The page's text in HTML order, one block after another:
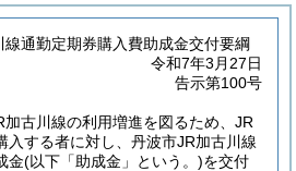
線通勤定期券購入費助成金交付要綱
令和7年3月27日
告示第100号
加古川線の利用増進を図るため、JR
入する者に対し、丹波市JR加古川線
金(以下「助成金」という。)を交付